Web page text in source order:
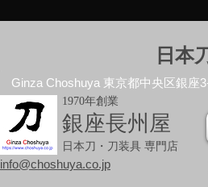
日本
Ginza Choshuya 東京都中央区銀座
1970年創業
銀座長州屋
日本刀・刀装具 専門店
info@choshuya.co.jp